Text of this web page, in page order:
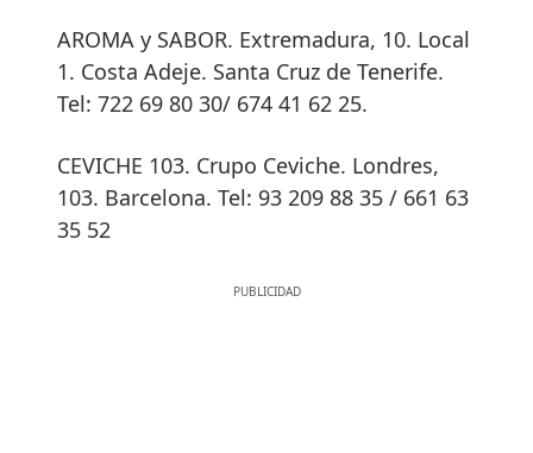
AROMA y SABOR. Extremadura, 10. Local
1. Costa Adeje. Santa Cruz de Tenerife.
Tel: 722 69 80 30/ 674 41 62 25.
CEVICHE 103. Crupo Ceviche. Londres,
103. Barcelona. Tel: 93 209 88 35 / 661 63
35 52